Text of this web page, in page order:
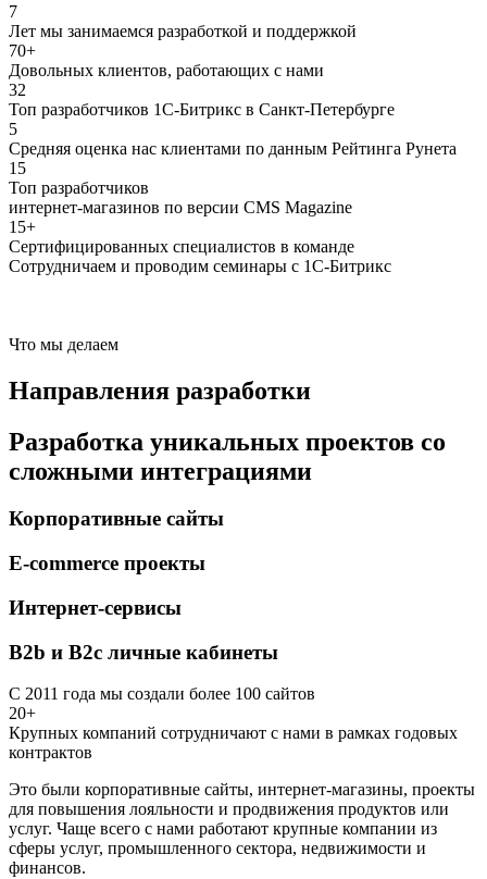
7
Лет мы занимаемся разработкой и поддержкой
70+
Довольных клиентов, работающих с нами
32
Топ разработчиков 1С-Битрикс в Санкт-Петербурге
5
Средняя оценка нас клиентами по данным Рейтинга Рунета
15
Топ разработчиков
интернет-магазинов по версии CMS Magazine
15+
Сертифицированных специалистов в команде
Сотрудничаем и проводим семинары с 1С-Битрикс
Что мы делаем
Направления разработки
Разработка уникальных проектов со
сложными интеграциями
Корпоративные сайты
E-commerce проекты
Интернет-сервисы
B2b и B2c личные кабинеты
С 2011 года мы создали более 100 сайтов
20+
Крупных компаний сотрудничают с нами в рамках годовых
контрактов
Это были корпоративные сайты, интернет-магазины, проекты
для повышения лояльности и продвижения продуктов или
услуг. Чаще всего с нами работают крупные компании из
сферы услуг, промышленного сектора, недвижимости и
финансов.